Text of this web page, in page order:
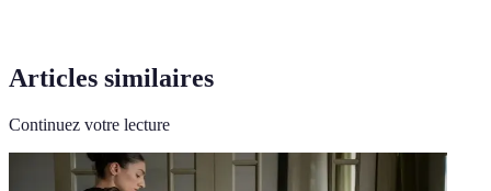
Articles similaires
Continuez votre lecture